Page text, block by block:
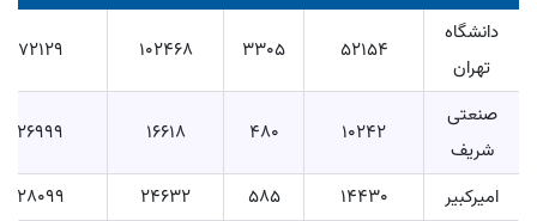
دانشگاه
تهران
52154
3305
102468
72129
صنعتی
شریف
10242
480
16618
26999
امیرکبیر 14430
585
24632
28099